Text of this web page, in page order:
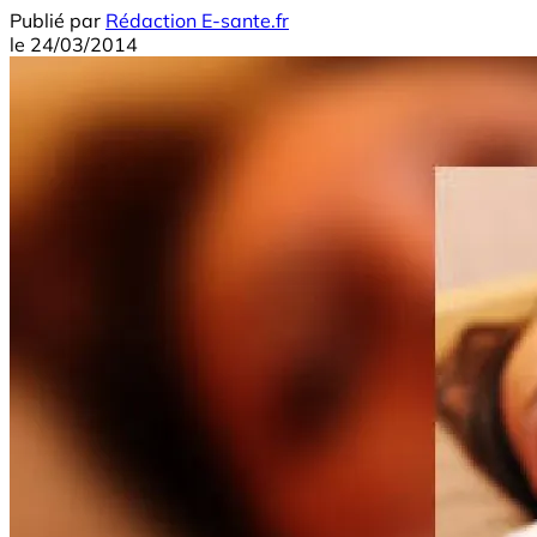
Publié par Rédaction E-sante.fr
le 24/03/2014